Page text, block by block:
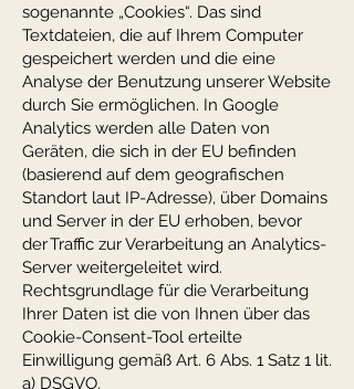
sogenannte „Cookies“. Das sind
Textdateien, die auf Ihrem Computer
gespeichert werden und die eine
Analyse der Benutzung unserer Website
durch Sie ermöglichen. In Google
Analytics werden alle Daten von
Geräten, die sich in der EU befinden
(basierend auf dem geografischen
Standort laut IP-Adresse), über Domains
und Server in der EU erhoben, bevor
der Traffic zur Verarbeitung an Analytics-
Server weitergeleitet wird.
Rechtsgrundlage für die Verarbeitung
Ihrer Daten ist die von Ihnen über das
Cookie-Consent-Tool erteilte
Einwilligung gemäß Art. 6 Abs. 1 Satz 1 lit.
a) DSGVO.